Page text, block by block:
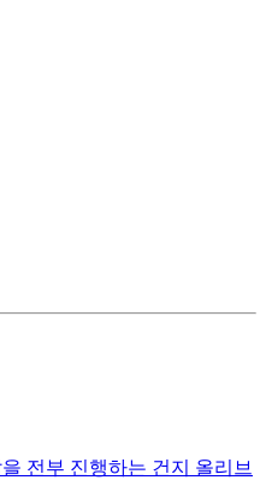
전부 진행하는 건지 올리브